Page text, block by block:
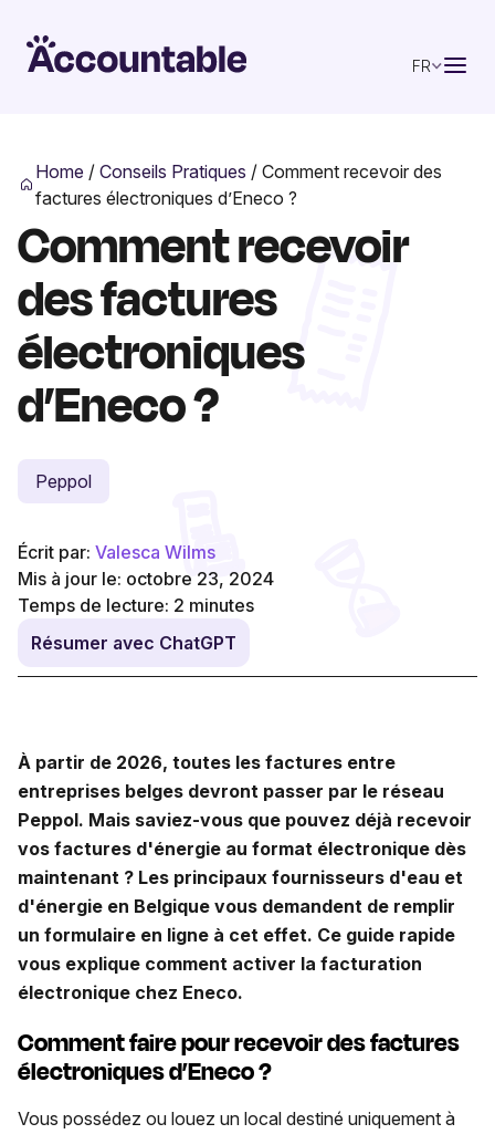
FR
Home / Conseils Pratiques / Comment recevoir des
factures électroniques d’Eneco ?
Comment recevoir
des factures
électroniques
d’Eneco ?
Peppol
Écrit par: Valesca Wilms
Mis à jour le: octobre 23, 2024
Temps de lecture: 2 minutes
Résumer avec ChatGPT
À partir de 2026, toutes les factures entre
entreprises belges devront passer par le réseau
Peppol. Mais saviez-vous que pouvez déjà recevoir
vos factures d'énergie au format électronique dès
maintenant ? Les principaux fournisseurs d'eau et
d'énergie en Belgique vous demandent de remplir
un formulaire en ligne à cet effet. Ce guide rapide
vous explique comment activer la facturation
électronique chez Eneco.
Comment faire pour recevoir des factures
électroniques d’Eneco ?
Vous possédez ou louez un local destiné uniquement à